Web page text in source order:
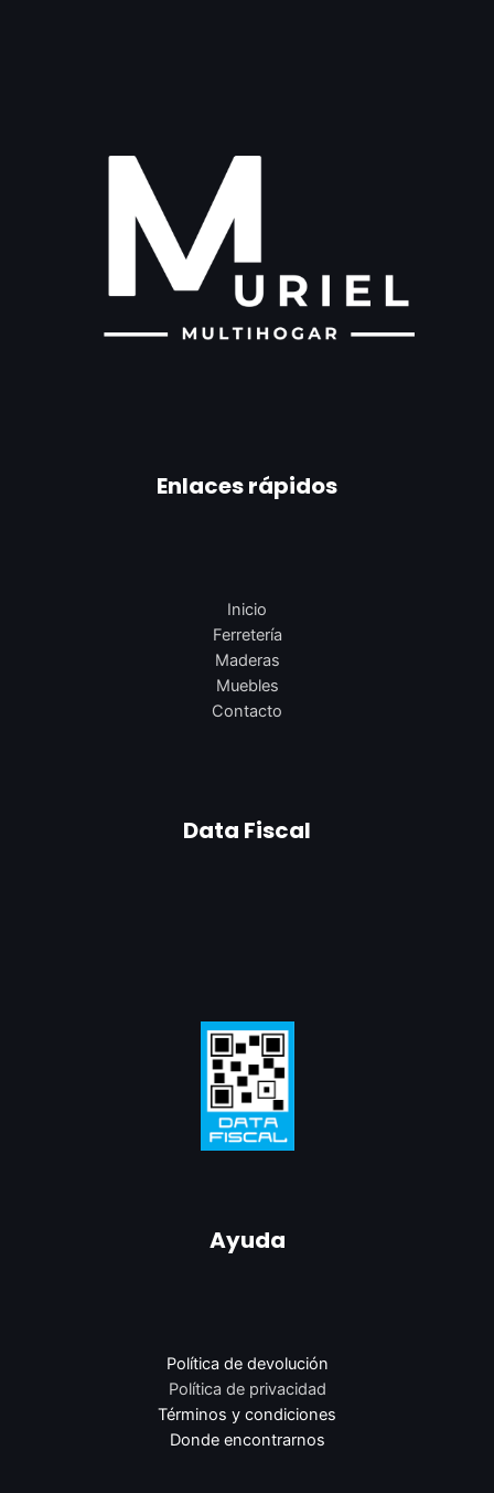
Enlaces rápidos
Inicio
Ferretería
Maderas
Muebles
Contacto
Data Fiscal
Ayuda
Política de devolución
Política de privacidad
Términos y condiciones
Donde encontrarnos